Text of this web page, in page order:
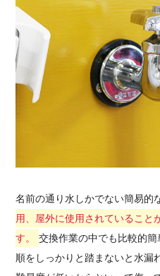
名前の通り水しかでない簡易的
用、屋外に使用されていること
す。
交換作業の中でも比較的
順をしっかりと踏まないと水漏